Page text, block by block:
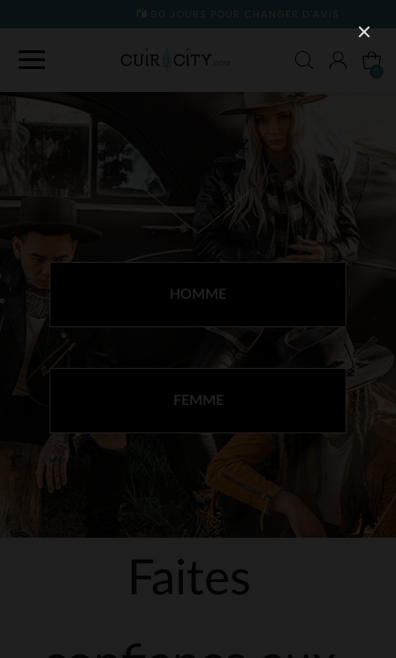
90 JOURS POUR CHANGER D'AVIS
VOTRE RAYON
HOMME
FEMME
Faites